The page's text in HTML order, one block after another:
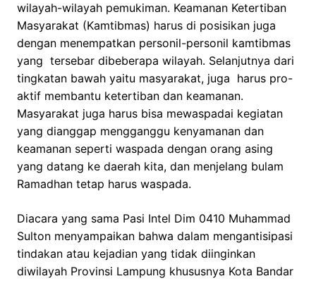
wilayah-wilayah pemukiman. Keamanan Ketertiban
Masyarakat (Kamtibmas) harus di posisikan juga
dengan menempatkan personil-personil kamtibmas
yang tersebar dibeberapa wilayah. Selanjutnya dari
tingkatan bawah yaitu masyarakat, juga harus pro-
aktif membantu ketertiban dan keamanan.
Masyarakat juga harus bisa mewaspadai kegiatan
yang dianggap mengganggu kenyamanan dan
keamanan seperti waspada dengan orang asing
yang datang ke daerah kita, dan menjelang bulam
Ramadhan tetap harus waspada.
Diacara yang sama Pasi Intel Dim 0410 Muhammad
Sulton menyampaikan bahwa dalam mengantisipasi
tindakan atau kejadian yang tidak diinginkan
diwilayah Provinsi Lampung khususnya Kota Bandar